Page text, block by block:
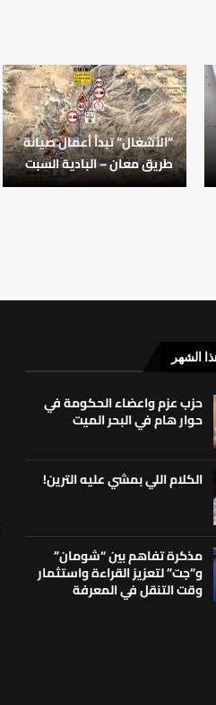
“الأشغال” تبدأ أعمال صيانة
طريق معان – البادية السبت
الشهر
حزب عزم واعضاء الحكومة في
حوار هام في البحر الميت
الكلام اللي بمشي عليه الترين!
مذكرة تفاهم بين “شومان”
و”جت” لتعزيز القراءة واستثمار
وقت التنقل في المعرفة